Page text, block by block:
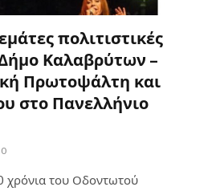
πολιτιστικές
Καλαβρύτων –
Πρωτοψάλτη και
στο Πανελλήνιο
0
χρόνια του Οδοντωτού